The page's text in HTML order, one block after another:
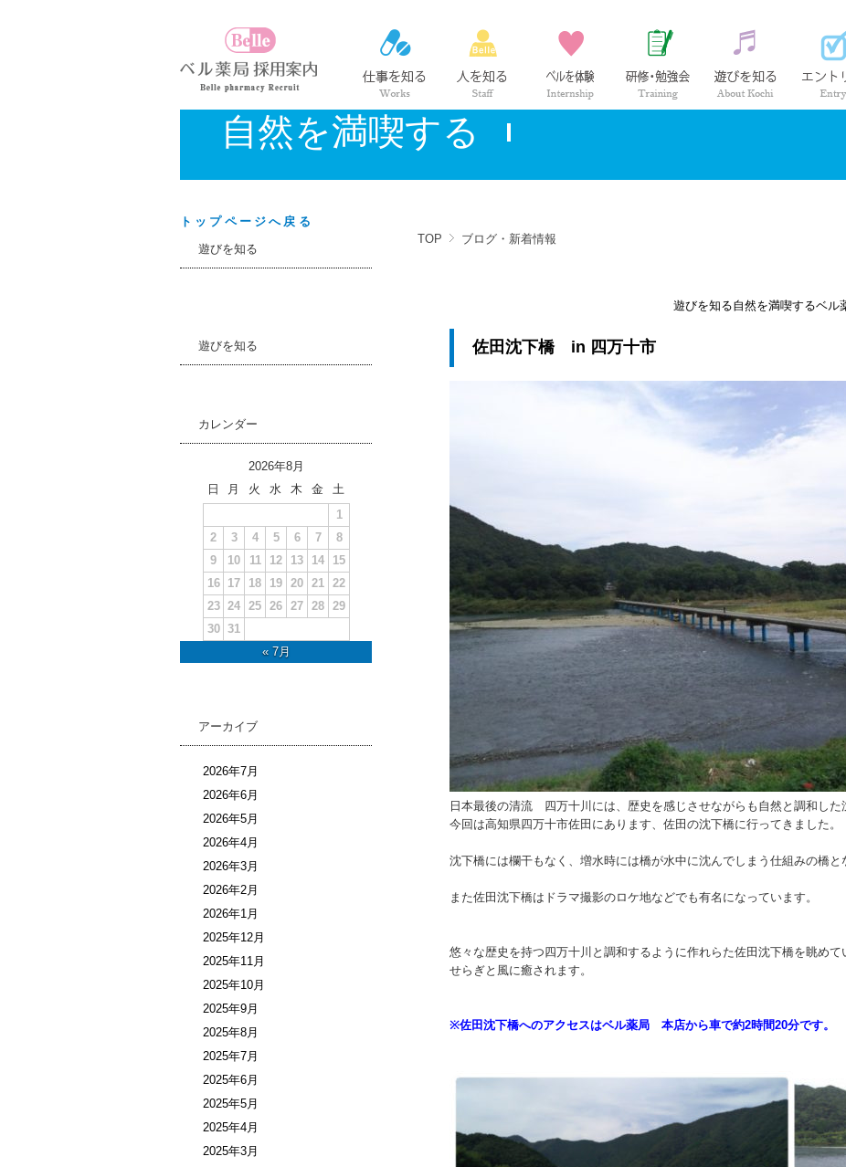
ベル薬局の仕事 社員紹介 インターンシップ 研修・勉強会 高知の紹介
自然を満喫する
TOP ブログ・新着情報
遊びを知る自然を満喫するベル
佐田沈下橋 in 四万十市
日本最後の清流 四万十川には、歴史を感じさせながらも自然と調和した
今回は高知県四万十市佐田にあります、佐田の沈下橋に行ってきました。
沈下橋には欄干もなく、増水時には橋が水中に沈んでしまう仕組みの橋と
また佐田沈下橋はドラマ撮影のロケ地などでも有名になっています。
悠々な歴史を持つ四万十川と調和するように作れらた佐田沈下橋を眺め
せらぎと風に癒されます。
※佐田沈下橋へのアクセスはベル薬局 本店から車で約2時間20分です。
トップページへ戻る
遊びを知る
遊びを知る
カレンダー
2026年8月
日
月 火 水 木 金
土
1
2
3 4 5 6 7
8
9
10 11 12 13 14
15
16
17 18 19 20 21 22
23 24 25 26 27 28 29
30 31
« 7月
アーカイブ
2026年7月
2026年6月
2026年5月
2026年4月
2026年3月
2026年2月
2026年1月
2025年12月
2025年11月
2025年10月
2025年9月
2025年8月
2025年7月
2025年6月
2025年5月
2025年4月
2025年3月